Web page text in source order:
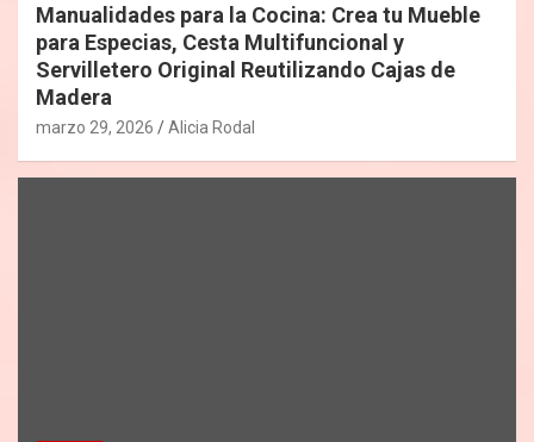
Manualidades para la Cocina: Crea tu Mueble
para Especias, Cesta Multifuncional y
Servilletero Original Reutilizando Cajas de
Madera
marzo 29, 2026 Alicia Rodal